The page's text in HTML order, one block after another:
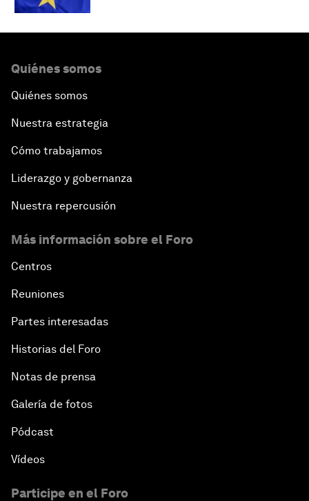
Quiénes somos
Quiénes somos
Nuestra estrategia
Cómo trabajamos
Liderazgo y gobernanza
Nuestra repercusión
Más información sobre el Foro
Centros
Reuniones
Partes interesadas
Historias del Foro
Notas de prensa
Galería de fotos
Pódcast
Vídeos
Participe en el Foro